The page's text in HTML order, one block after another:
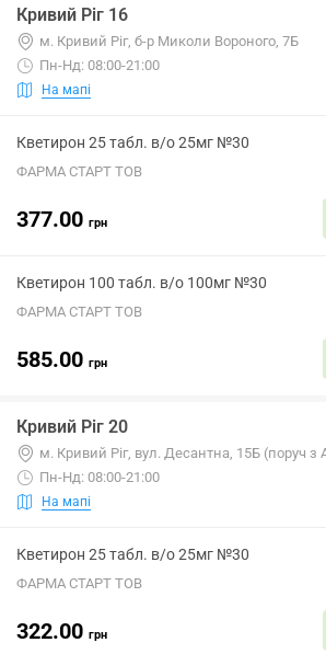
Кривий Ріг 16
м. Кривий Ріг, б-р Миколи Вороного, 7Б
Пн-Нд: 08:00-21:00
На мапі
Кветирон 25 табл. в/о 25мг №30
ФАРМА СТАРТ ТОВ
377.00 грн
Кветирон 100 табл. в/о 100мг №30
ФАРМА СТАРТ ТОВ
585.00 грн
Кривий Ріг 20
м. Кривий Ріг, вул. Десантна, 15Б (поруч з
Пн-Нд: 08:00-21:00
На мапі
Кветирон 25 табл. в/о 25мг №30
ФАРМА СТАРТ ТОВ
322.00 грн